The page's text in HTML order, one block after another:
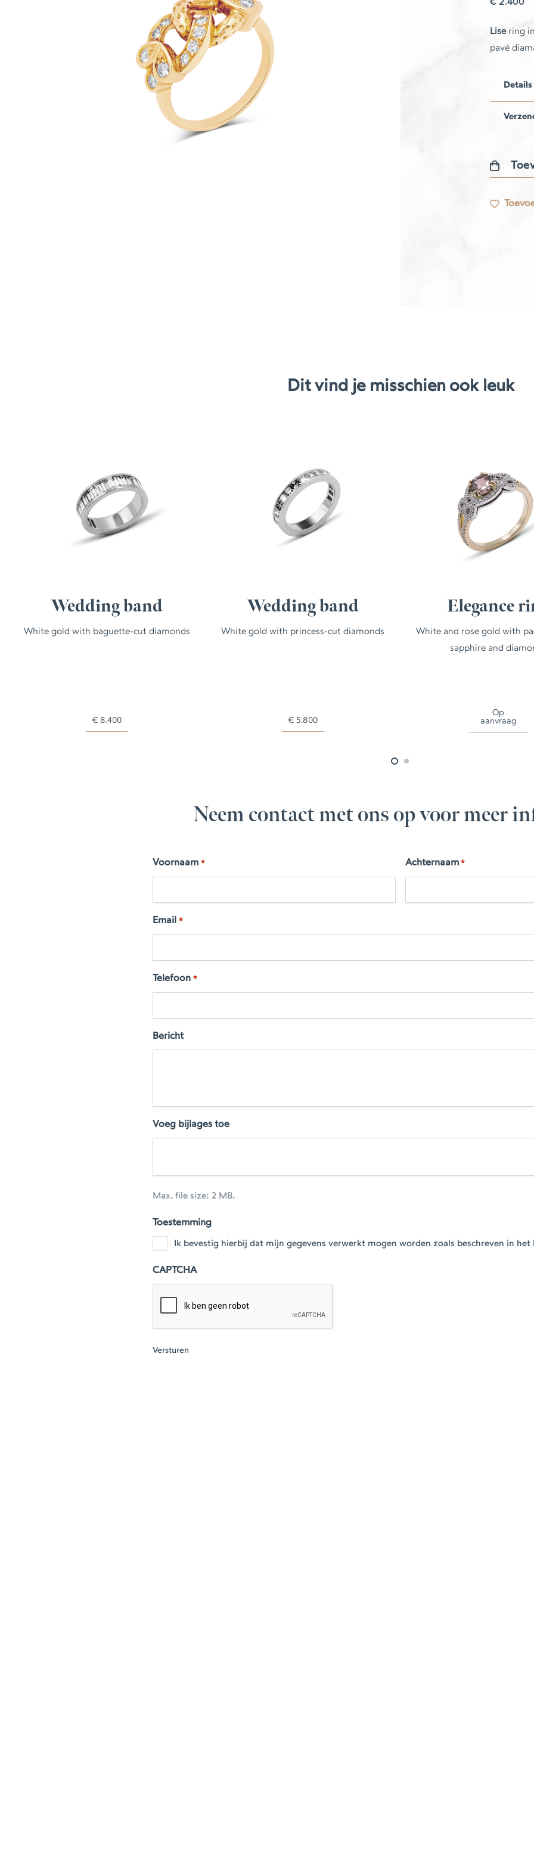
Lisering in
pavé
Details
Lise
aantal
Dit vind je misschien ook leuk
Wedding band
White gold with baguette-cut diamonds
€ 8.400
Wedding band
White gold with princess-cut diamonds
€ 5.800
Elegance
White and rose gold with
sapphire and
Op
aanvraag
Neem contact met ons op voor meer
Voornaam * Achternaam *
Email *
Telefoon *
Bericht
Voeg bijlages toe
Max. file size: 2 MB.
Toestemming
Ik bevestig hierbij dat mijn gegevens verwerkt mogen worden zoals beschreven in het
CAPTCHA